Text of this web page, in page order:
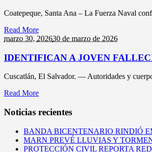
Coatepeque, Santa Ana – La Fuerza Naval
Read More
marzo 30, 202630 de marzo de 2026
IDENTIFICAN A JOVEN
Cuscatlán, El Salvador. — Autoridades y
Read More
Noticias recientes
BANDA BICENTENARIO RINDIÓ
MARN PREVÉ LLUVIAS Y
PROTECCIÓN CIVIL REPORTA